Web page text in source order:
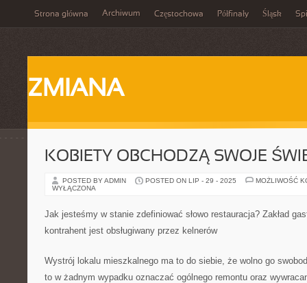
Strona główna Archiwum Częstochowa Półfinały Śląsk
ZMIANA
KOBIETY OBCHODZĄ SWOJE
POSTED BY ADMIN POSTED ON LIP - 29 - 2025
MOŻLIWOŚĆ
WYŁĄCZONA
Jak jesteśmy w stanie zdefiniować słowo restauracja? Zakład
kontrahent jest obsługiwany przez kelnerów
Wystrój lokalu mieszkalnego ma to do siebie, że wolno go
to w żadnym wypadku oznaczać ogólnego remontu oraz